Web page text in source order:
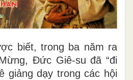
biết, trong ba năm ra
Đức Giê-su đã “đi
giảng dạy trong các hội